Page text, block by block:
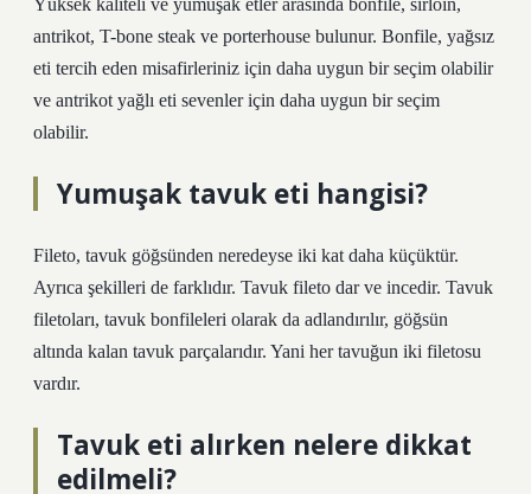
Yüksek kaliteli ve yumuşak etler arasında bonfile, sirloin,
antrikot, T-bone steak ve porterhouse bulunur. Bonfile, yağsız
eti tercih eden misafirleriniz için daha uygun bir seçim olabilir
ve antrikot yağlı eti sevenler için daha uygun bir seçim
olabilir.
Yumuşak tavuk eti hangisi?
Fileto, tavuk göğsünden neredeyse iki kat daha küçüktür.
Ayrıca şekilleri de farklıdır. Tavuk fileto dar ve incedir. Tavuk
filetoları, tavuk bonfileleri olarak da adlandırılır, göğsün
altında kalan tavuk parçalarıdır. Yani her tavuğun iki filetosu
vardır.
Tavuk eti alırken nelere dikkat
edilmeli?